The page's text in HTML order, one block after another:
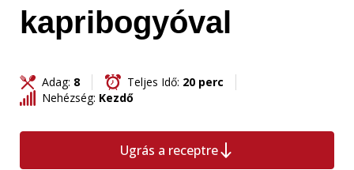
kapribogyóval
Adag: 8 Teljes Idő: 20 perc
Nehézség: Kezdő
Ugrás a receptre